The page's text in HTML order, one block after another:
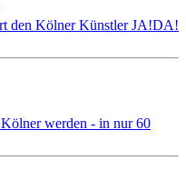
den Kölner Künstler JA!DA!
werden - in nur 60